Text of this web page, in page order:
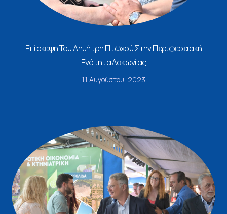
Επίσκεψη Του Δημήτρη Πτωχού Στην Περιφερειακή
Ενότητα Λακωνίας
11 Αυγούστου, 2023